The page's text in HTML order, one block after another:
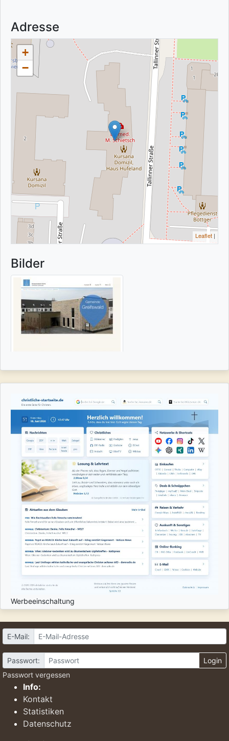
Adresse
+
−
Leaflet |
Bilder
Werbeeinschaltung
E-Mail:
Passwort:
Login
Passwort vergessen
Info:
Kontakt
Statistiken
Datenschutz